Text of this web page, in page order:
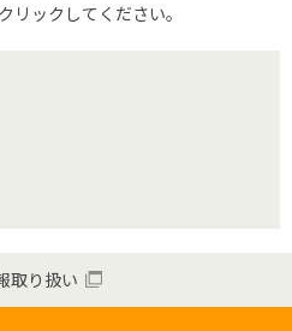
リックしてください。
取り扱い